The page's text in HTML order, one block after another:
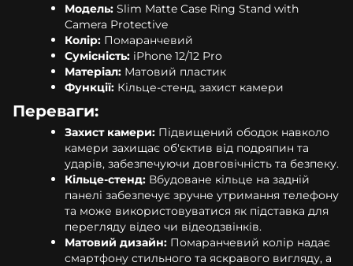
Модель: Slim Matte Case Ring Stand with
Camera Protective
Колір: Помаранчевий
Сумісність: iPhone 12/12 Pro
Матеріал: Матовий пластик
Функції: Кільце-стенд, захист камери
Переваги:
Захист камери: Підвищений ободок навколо
камери захищає об'єктив від подряпин та
ударів, забезпечуючи довговічність та безпеку.
Кільце-стенд: Вбудоване кільце на задній
панелі забезпечує зручне утримання телефону
та може використовуватися як підставка для
перегляду відео чи відеодзвінків.
Матовий дизайн: Помаранчевий колір надає
смартфону стильного та яскравого вигляду, а